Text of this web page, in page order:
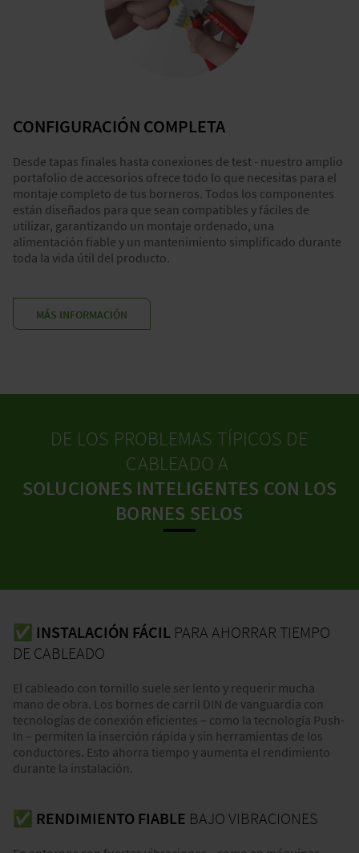
CONFIGURACIÓN COMPLETA
Desde tapas finales hasta conexiones de test - nuestro amplio
portafolio de accesorios ofrece todo lo que necesitas para el
montaje completo de tus borneros. Todos los componentes
están diseñados para que sean compatibles y fáciles de
utilizar, garantizando un montaje ordenado, una
alimentación fiable y un mantenimiento simplificado durante
toda la vida útil del producto.
MÁS INFORMACIÓN
DE LOS PROBLEMAS TÍPICOS DE
CABLEADO A
SOLUCIONES INTELIGENTES CON LOS
BORNES SELOS
✅ INSTALACIÓN FÁCIL PARA AHORRAR TIEMPO
DE CABLEADO
El cableado con tornillo suele ser lento y requerir mucha
mano de obra. Los bornes de carril DIN de vanguardia con
tecnologías de conexión eficientes – como la tecnología Push-
In – permiten la inserción rápida y sin herramientas de los
conductores. Esto ahorra tiempo y aumenta el rendimiento
durante la instalación.
✅ RENDIMIENTO FIABLE BAJO VIBRACIONES